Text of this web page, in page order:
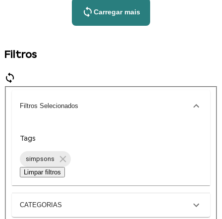
Carregar mais
Filtros
Filtros Selecionados
Tags
simpsons
Limpar filtros
CATEGORIAS